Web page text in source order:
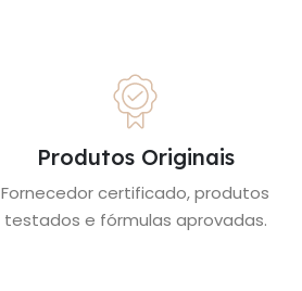
Produtos Originais
Fornecedor certificado, produtos
testados e fórmulas aprovadas.